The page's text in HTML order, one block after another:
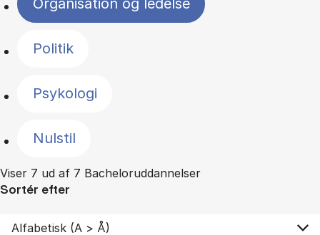
Organisation og ledelse
Politik
Psykologi
Nulstil
Viser 7 ud af 7 Bacheloruddannelser
Sortér efter